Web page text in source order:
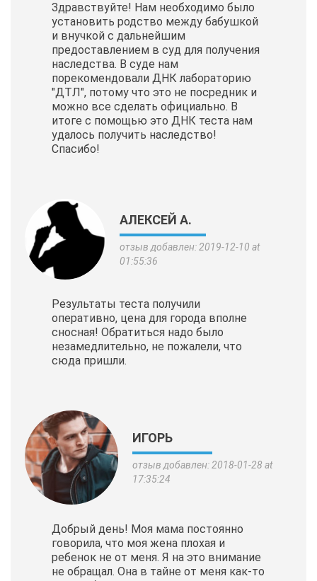
Здравствуйте! Нам необходимо было
установить родство между бабушкой
и внучкой с дальнейшим
предоставлением в суд для получения
наследства. В суде нам
порекомендовали ДНК лабораторию
"ДТЛ", потому что это не посредник и
можно все сделать официально. В
итоге с помощью это ДНК теста нам
удалось получить наследство!
Спасибо!
АЛЕКСЕЙ А.
отзыв добавлен: 2019-12-10 at
01:55:36
Результаты теста получили
оперативно, цена для города вполне
сносная! Обратиться надо было
незамедлительно, не пожалели, что
сюда пришли.
ИГОРЬ
отзыв добавлен: 2018-01-28 at
17:35:24
Добрый день! Моя мама постоянно
говорила, что моя жена плохая и
ребенок не от меня. Я на это внимание
не обращал. Она в тайне от меня как-то